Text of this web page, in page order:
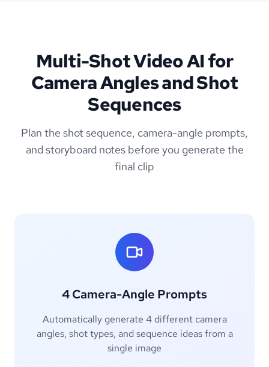
Multi-Shot Video AI for
Camera Angles and Shot
Sequences
Plan the shot sequence, camera-angle prompts,
and storyboard notes before you generate the
final clip
4 Camera-Angle Prompts
Automatically generate 4 different camera
angles, shot types, and sequence ideas from a
single image